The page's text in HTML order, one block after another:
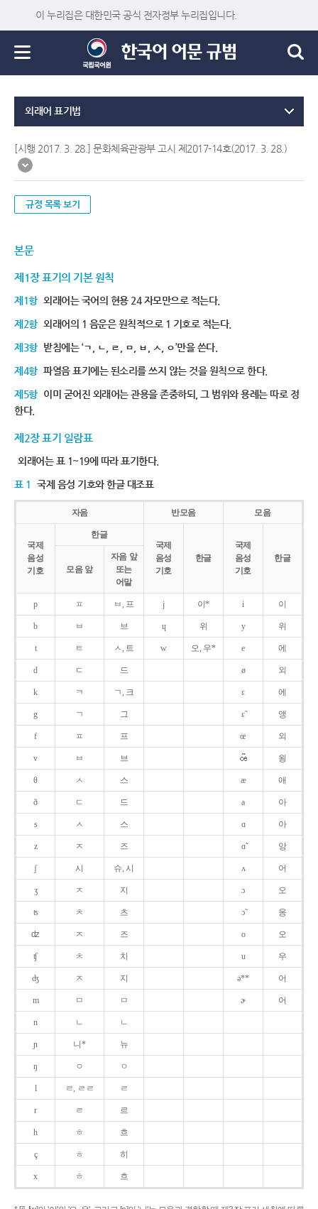
이 누리집은 대한민국 공식 전자정부 누리집입니다.
외래어 표기법
[시행 2017. 3. 28.] 문화체육관광부 고시 제2017-14호(2017. 3. 28.)
규정 목록 보기
본문
제1장 표기의 기본 원칙
제1항 외래어는 국어의 현용 24 자모만으로 적는다.
제2항 외래어의 1 음운은 원칙적으로 1 기호로 적는다.
제3항 받침에는 ‘ㄱ, ㄴ, ㄹ, ㅁ, ㅂ, ㅅ, ㅇ’만을 쓴다.
제4항 파열음 표기에는 된소리를 쓰지 않는 것을 원칙으로 한다.
제5항 이미 굳어진 외래어는 관용을 존중하되, 그 범위와 용례는 따로 정
한다.
제2장 표기 일람표
외래어는 표 1~19에 따라 표기한다.
표 1 국제 음성 기호와 한글 대조표
자음 반모음 모음
국제
음성
기호
한글
국제
음성
기호
한글
국제
음성
기호
한글
모음 앞
자음 앞
또는
어말
p ㅍ ㅂ, 프 j 이* i 이
b ㅂ 브 ɥ 위 y 위
t ㅌ ㅅ, 트 w 오, 우* e 에
d ㄷ 드 ø 외
k ㅋ ㄱ, 크 ɛ 에
g ㄱ 그 ɛ̃ 앵
f ㅍ 프 œ 외
v ㅂ 브 욍
θ ㅅ 스 æ 애
ð ㄷ 드 a 아
s ㅅ 스 ɑ 아
z ㅈ 즈 ɑ̃ 앙
ʃ 시 슈, 시 ʌ 어
ʒ ㅈ 지 ɔ 오
ʦ ㅊ 츠 ɔ̃ 옹
ʣ ㅈ 즈 o 오
ʧ ㅊ 치 u 우
ʤ ㅈ 지 ə** 어
m ㅁ ㅁ ɚ 어
n ㄴ ㄴ
ɲ 니* 뉴
ŋ ㅇ ㅇ
l ㄹ, ㄹㄹ ㄹ
r ㄹ 르
h ㅎ 흐
ç ㅎ 히
x ㅎ 흐